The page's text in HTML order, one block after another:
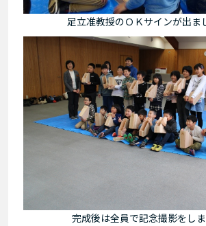
足立准教授のＯＫサインが出
完成後は全員で記念撮影をしま